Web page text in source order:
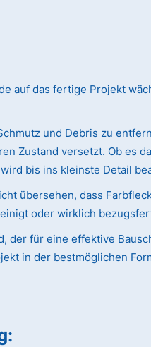
auf das fertige Projekt
und Debris zu
Zustand versetzt. Ob es
bis ins kleinste Detail
übersehen, dass
oder wirklich
der für eine effektive
in der bestmöglichen
: